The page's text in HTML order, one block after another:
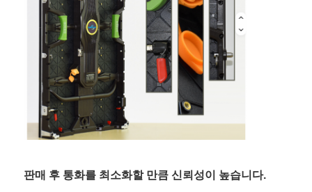
품질 관리
문의하기
뉴스
사례
판매 후 통화를 최소화할 만큼 신뢰성이 높습니다.